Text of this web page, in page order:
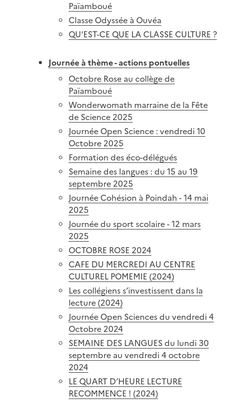
Païamboué
Classe Odyssée à Ouvéa
QU’EST-CE QUE LA CLASSE CULTURE ?
Journée à thème - actions pontuelles
Octobre Rose au collège de
Païamboué
Wonderwomath marraine de la Fête
de Science 2025
Journée Open Science : vendredi 10
Octobre 2025
Formation des éco-délégués
Semaine des langues : du 15 au 19
septembre 2025
Journée Cohésion à Poindah - 14 mai
2025
Journée du sport scolaire - 12 mars
2025
OCTOBRE ROSE 2024
CAFE DU MERCREDI AU CENTRE
CULTUREL POMEMIE (2024)
Les collégiens s’investissent dans la
lecture (2024)
Journée Open Sciences du vendredi 4
Octobre 2024
SEMAINE DES LANGUES du lundi 30
septembre au vendredi 4 octobre
2024
LE QUART D’HEURE LECTURE
RECOMMENCE ! (2024)